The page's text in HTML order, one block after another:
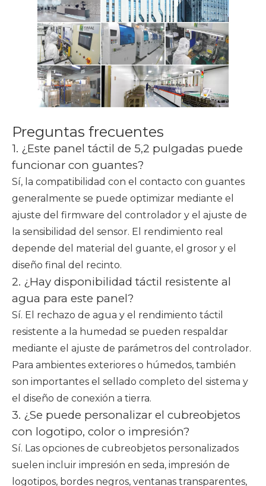
Preguntas frecuentes
1. ¿Este panel táctil de 5,2 pulgadas puede
funcionar con guantes?
Sí, la compatibilidad con el contacto con guantes
generalmente se puede optimizar mediante el
ajuste del firmware del controlador y el ajuste de
la sensibilidad del sensor. El rendimiento real
depende del material del guante, el grosor y el
diseño final del recinto.
2. ¿Hay disponibilidad táctil resistente al
agua para este panel?
Sí. El rechazo de agua y el rendimiento táctil
resistente a la humedad se pueden respaldar
mediante el ajuste de parámetros del controlador.
Para ambientes exteriores o húmedos, también
son importantes el sellado completo del sistema y
el diseño de conexión a tierra.
3. ¿Se puede personalizar el cubreobjetos
con logotipo, color o impresión?
Sí. Las opciones de cubreobjetos personalizados
suelen incluir impresión en seda, impresión de
logotipos, bordes negros, ventanas transparentes,